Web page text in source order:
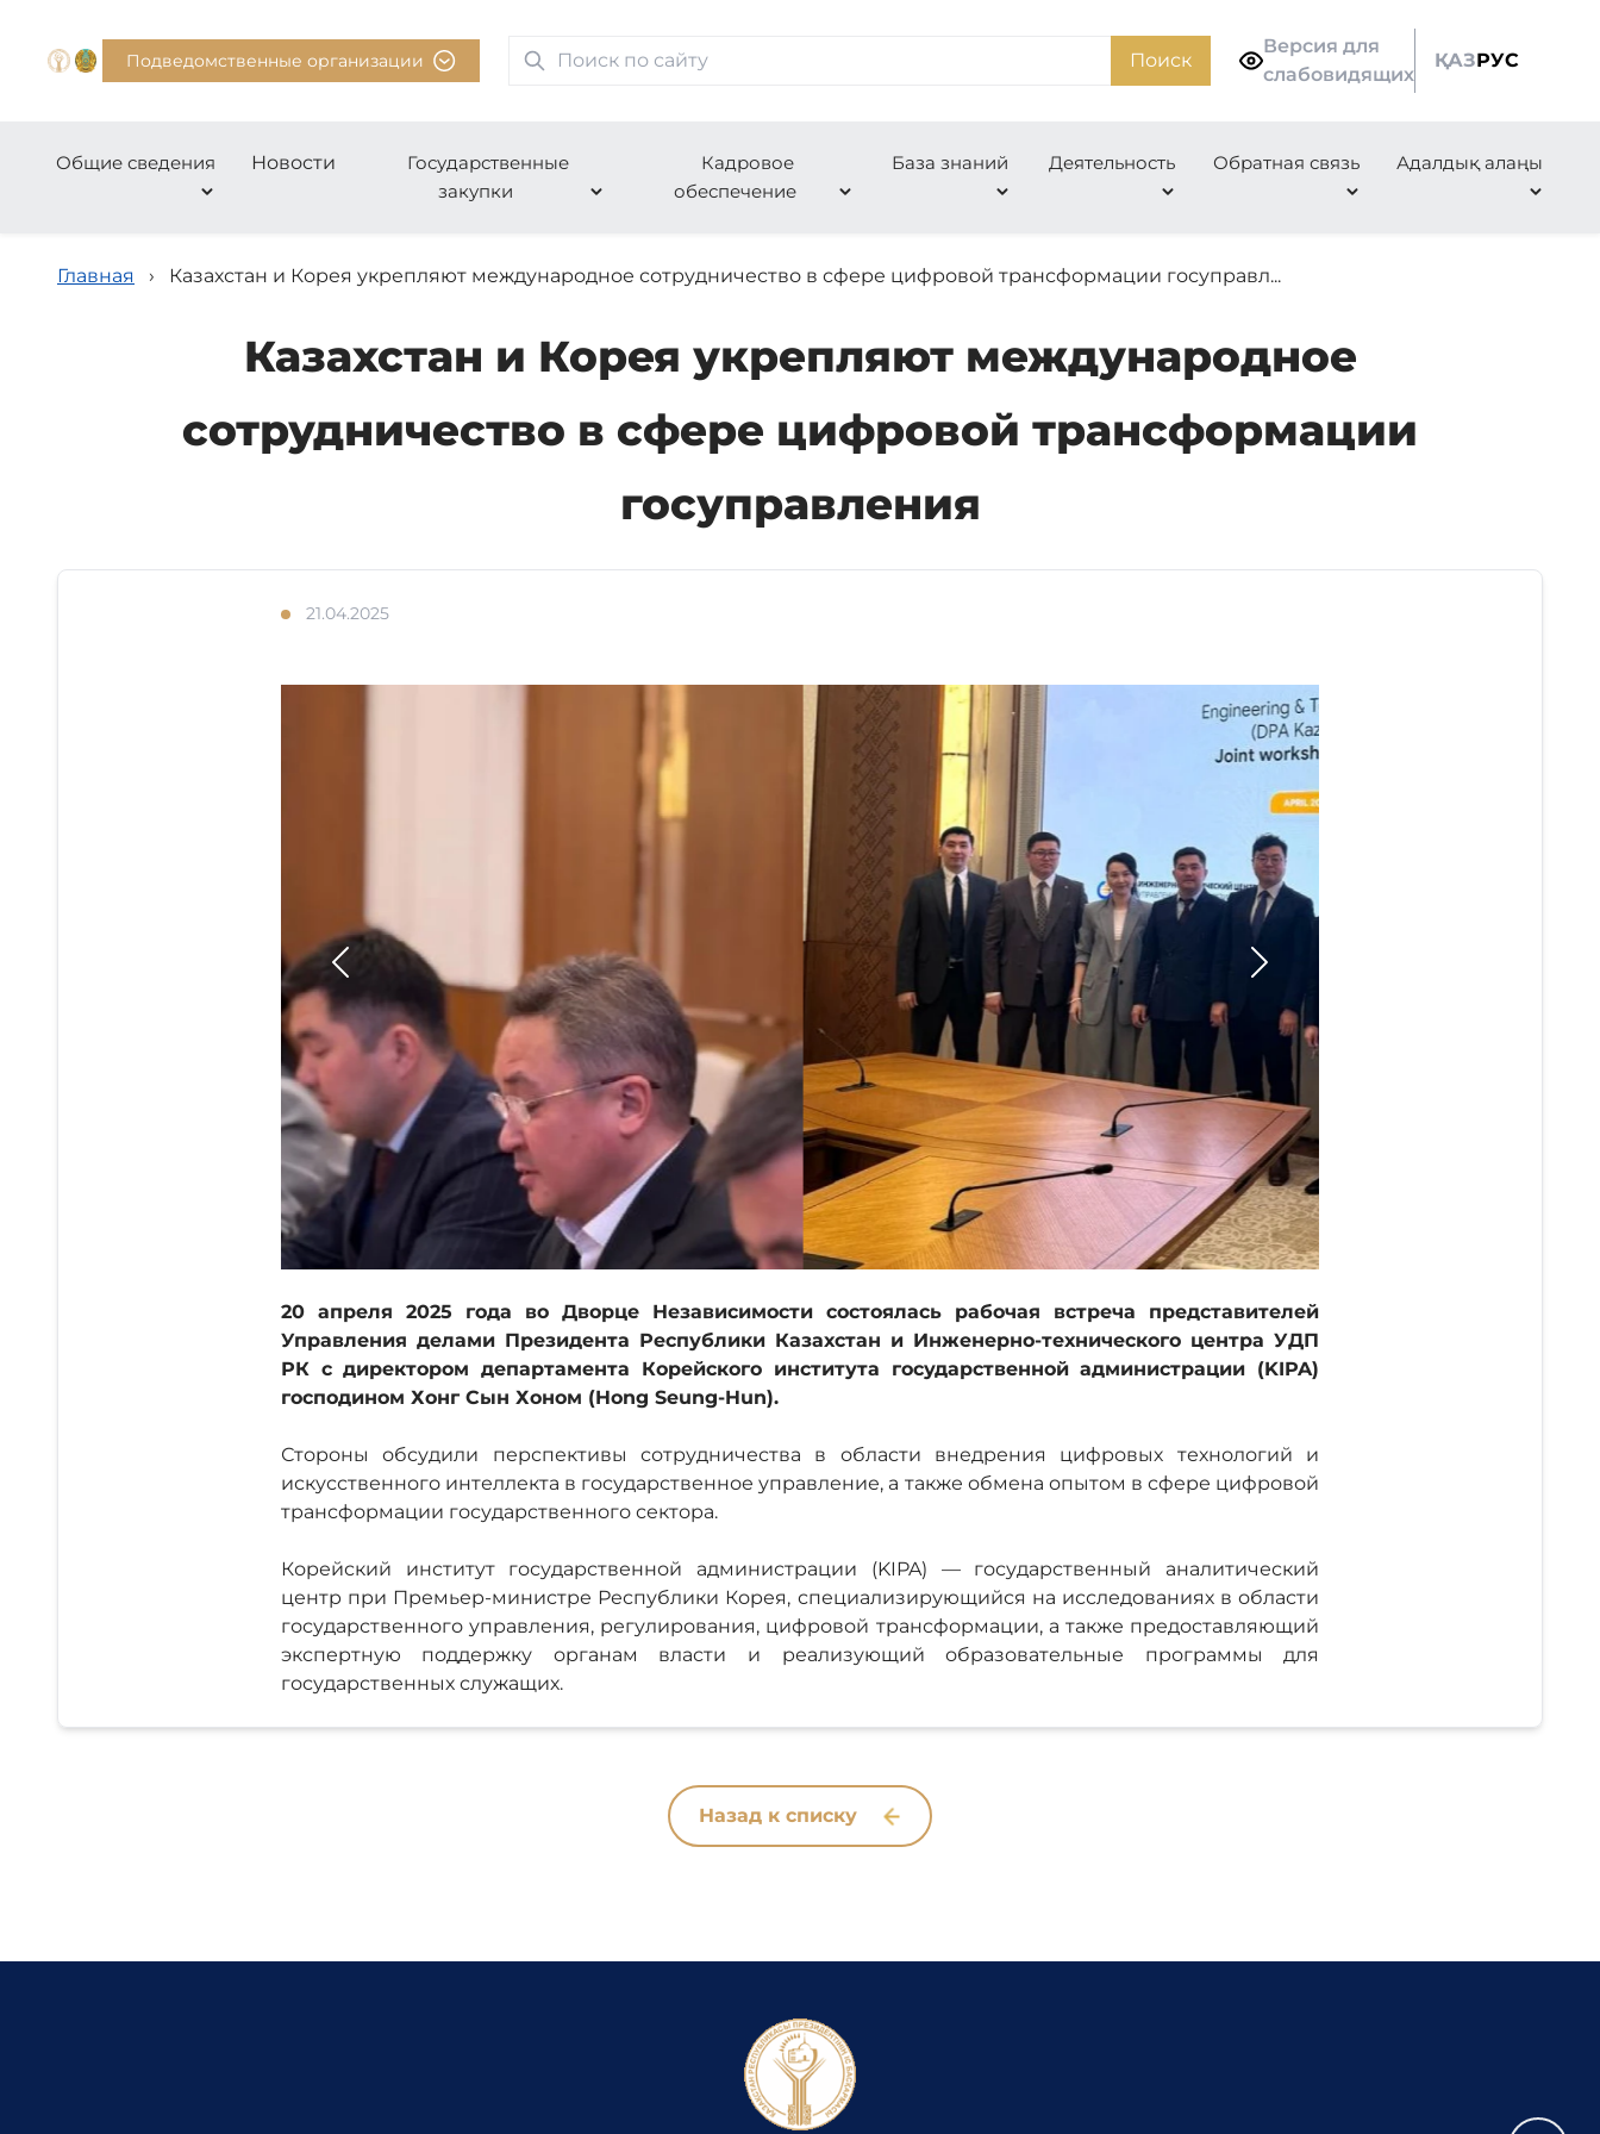
Подведомственные организации Поиск
Версия для
слабовидящих
ҚАЗРУС
Общие сведения Новости
Государственные
закупки
Кадровое
обеспечение
База знаний Деятельность Обратная связь Адалдық алаңы
Главная › Казахстан и Корея укрепляют международное сотрудничество в сфере цифровой трансформации госуправл...
Казахстан и Корея укрепляют международное
сотрудничество в сфере цифровой трансформации
госуправления
21.04.2025
20 апреля 2025 года во Дворце Независимости состоялась рабочая встреча представителей
Управления делами Президента Республики Казахстан и Инженерно-технического центра УДП
РК с директором департамента Корейского института государственной администрации (KIPA)
господином Хонг Сын Хоном (Hong Seung-Hun).
Стороны обсудили перспективы сотрудничества в области внедрения цифровых технологий и
искусственного интеллекта в государственное управление, а также обмена опытом в сфере цифровой
трансформации государственного сектора.
Корейский институт государственной администрации (KIPA) — государственный аналитический
центр при Премьер-министре Республики Корея, специализирующийся на исследованиях в области
государственного управления, регулирования, цифровой трансформации, а также предоставляющий
экспертную поддержку органам власти и реализующий образовательные программы для
государственных служащих.
Назад к списку